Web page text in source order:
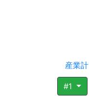
産業計
#1